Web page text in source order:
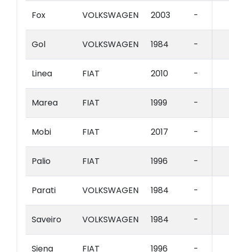
Fox VOLKSWAGEN 2003 -
Gol VOLKSWAGEN 1984 -
Linea FIAT 2010 -
Marea FIAT 1999 -
Mobi FIAT 2017 -
Palio FIAT 1996 -
Parati VOLKSWAGEN 1984 -
Saveiro VOLKSWAGEN 1984 -
Siena FIAT 1996 -